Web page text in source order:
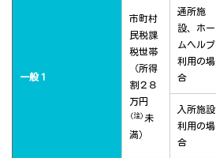
一般１
市町村
民税課
税世帯
（所得
割２８
万円
(注) 未
満）
通所施
設、ホー
ムヘルプ
利用の場
合
入所施設
利用の場
合